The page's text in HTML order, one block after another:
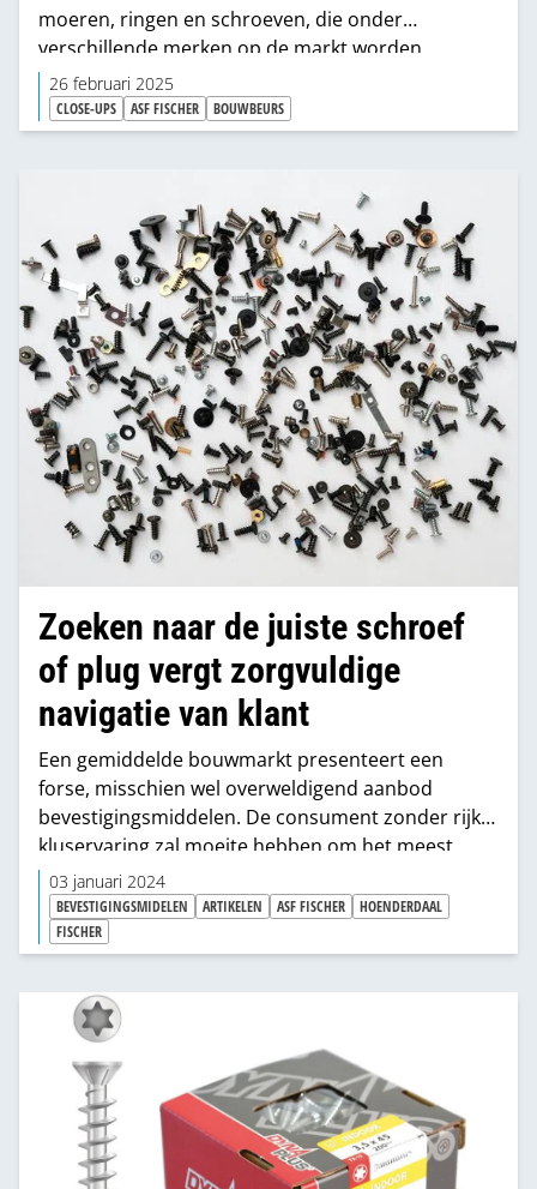
moeren, ringen en schroeven, die onder
verschillende merken op de markt worden
gebracht. “Voor veel van deze producten geldt dat
het begint met een goed gat en dat bieden we nu
ook”, zegt Marcel Palfenier, commercieel
Bouwbeurs geïntroduceerd werden.
26 februari 2025
CLOSE-UPS ASF FISCHER BOUWBEURS
Zoeken naar de juiste schroef
of plug vergt zorgvuldige
navigatie van klant
Een gemiddelde bouwmarkt presenteert een
forse, misschien wel overweldigend aanbod
bevestigingsmiddelen. De consument zonder rijke
kluservaring zal moeite hebben om het meest
geschikte product te vinden. Hoe ondersteunen
bouwmarkten zijn zoektocht naar de meest ideale
oplossing? En wordt de retail daarbij tevens
ondersteunt door de industrie om meer
transparantie in het schap te krijgen?
03 januari 2024
BEVESTIGINGSMIDELEN ARTIKELEN ASF FISCHER
HOENDERDAAL
FISCHER